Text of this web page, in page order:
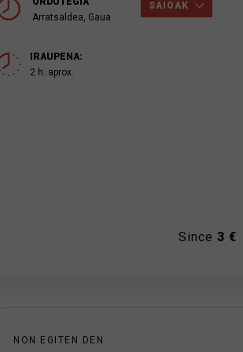
Arratsaldea, Gaua
SAIOAK
IRAUPENA:
2 h. aprox.
Since 3 €
NON EGITEN DEN